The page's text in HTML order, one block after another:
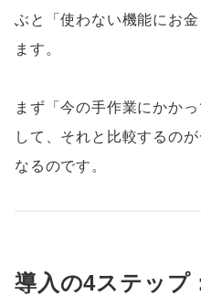
ぶと「使わない機能にお
ます。
まず「今の手作業にかか
して、それと比較するの
なるのです。
導入の4ステップ